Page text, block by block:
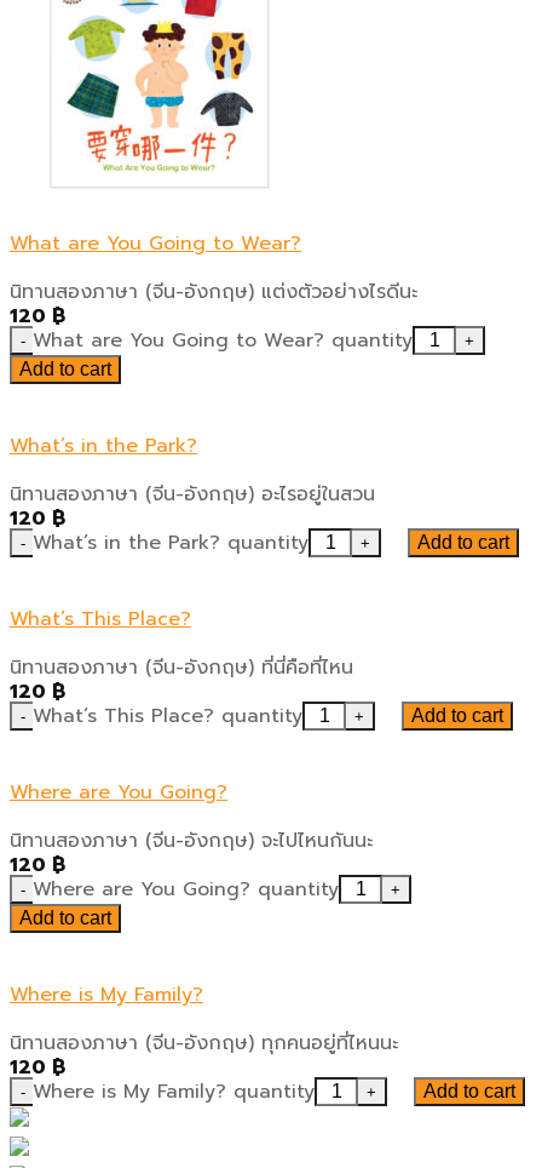
What are You Going to Wear?
นิทานสองภาษา (จีน-อังกฤษ) แต่งตัวอย่างไรดีนะ
120 ฿
What are You Going to Wear? quantity
Add to cart
What’s in the Park?
นิทานสองภาษา (จีน-อังกฤษ) อะไรอยู่ในสวน
120 ฿
What’s in the Park? quantity
Add to cart
What’s This Place?
นิทานสองภาษา (จีน-อังกฤษ) ที่นี่คือที่ไหน
120 ฿
What’s This Place? quantity
Add to cart
Where are You Going?
นิทานสองภาษา (จีน-อังกฤษ) จะไปไหนกันนะ
120 ฿
Where are You Going? quantity
Add to cart
Where is My Family?
นิทานสองภาษา (จีน-อังกฤษ) ทุกคนอยู่ที่ไหนนะ
120 ฿
Where is My Family? quantity
Add to cart